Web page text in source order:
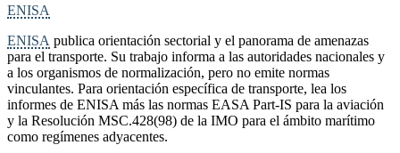
ENISA
ENISA publica orientación sectorial y el panorama de amenazas
para el transporte. Su trabajo informa a las autoridades nacionales y
a los organismos de normalización, pero no emite normas
vinculantes. Para orientación específica de transporte, lea los
informes de ENISA más las normas EASA Part-IS para la aviación
y la Resolución MSC.428(98) de la IMO para el ámbito marítimo
como regímenes adyacentes.